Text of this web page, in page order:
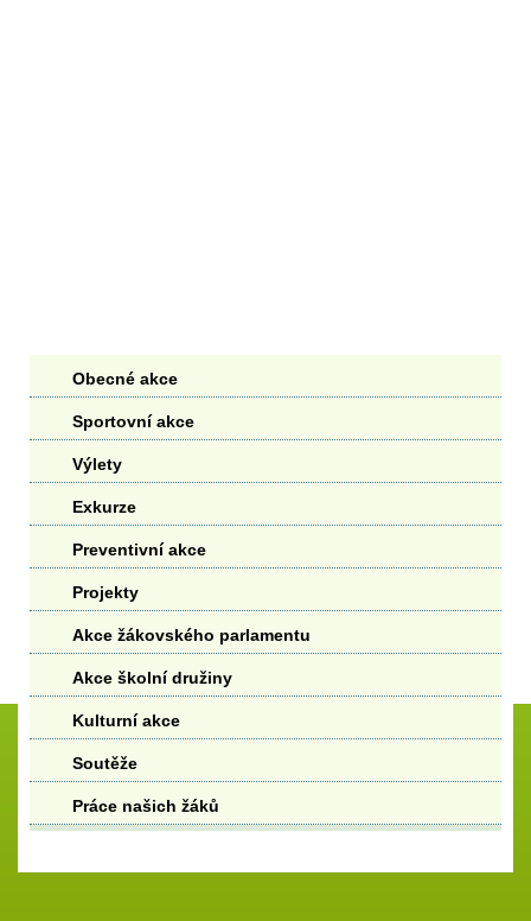
Obecné akce
Sportovní akce
Výlety
Exkurze
Preventivní akce
Projekty
Akce žákovského parlamentu
Akce školní družiny
Kulturní akce
Soutěže
Práce našich žáků